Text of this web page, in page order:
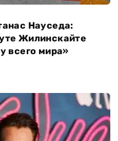
Науседа:
Жилинскайте
всего мира»